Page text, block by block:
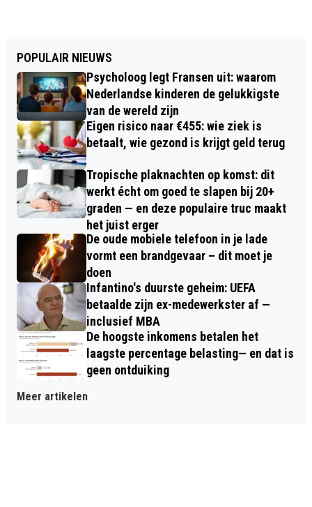
POPULAIR NIEUWS
Psycholoog legt Fransen uit: waarom
Nederlandse kinderen de gelukkigste
van de wereld zijn
Eigen risico naar €455: wie ziek is
betaalt, wie gezond is krijgt geld terug
Tropische plaknachten op komst: dit
werkt écht om goed te slapen bij 20+
graden — en deze populaire truc maakt
het juist erger
De oude mobiele telefoon in je lade
vormt een brandgevaar – dit moet je
doen
Infantino's duurste geheim: UEFA
betaalde zijn ex-medewerkster af —
inclusief MBA
De hoogste inkomens betalen het
laagste percentage belasting— en dat is
geen ontduiking
Meer artikelen